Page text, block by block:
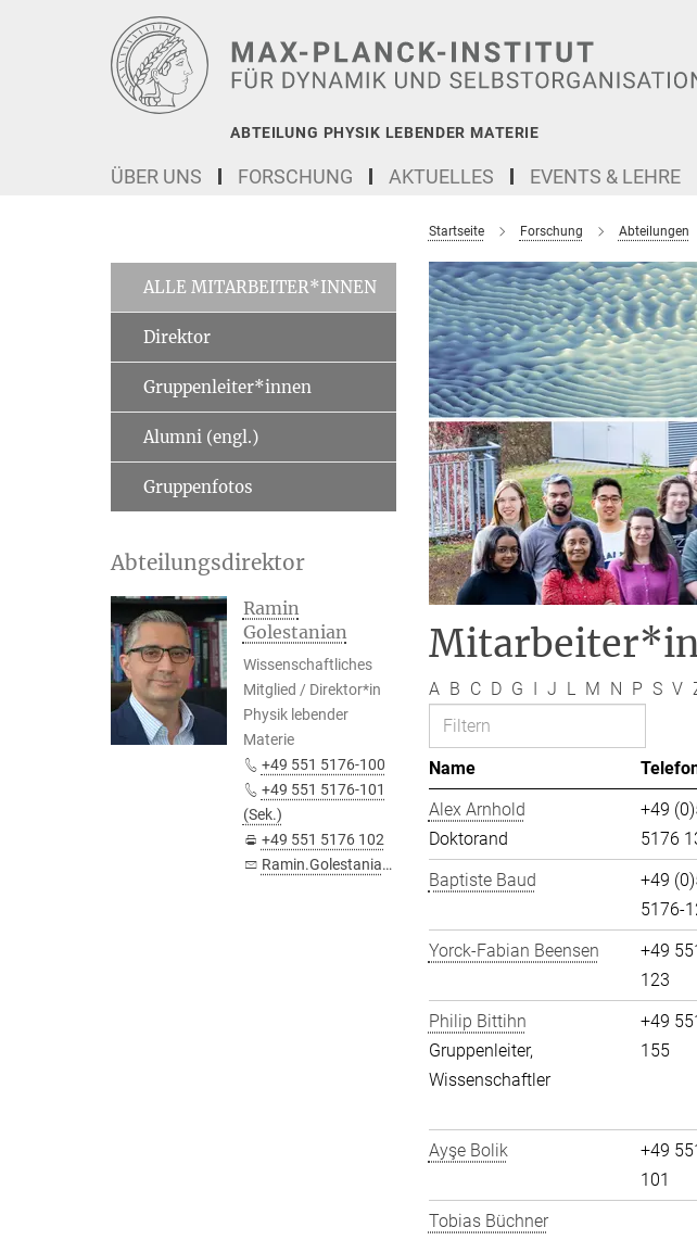
ABTEILUNG PHYSIK LEBENDER MATERIE
ÜBER UNS FORSCHUNG AKTUELLES EVENTS & LEHRE
Startseite Forschung Abteilungen
A B C D G I J L M N P S V
Name
Alex Arnhold
Doktorand
+49
5176
Baptiste Baud
+49
5176-
Yorck-Fabian Beensen
+49
123
Philip Bittihn
Gruppenleiter,
Wissenschaftler
+49
155
Ayşe Bolik
+49
101
Tobias Büchner
ALLE MITARBEITER*INNEN
Direktor
Gruppenleiter*innen
Alumni (engl.)
Gruppenfotos
Abteilungsdirektor
Ramin
Golestanian
Wissenschaftliches
Mitglied / Direktor*in
Physik lebender
Materie
+49 551 5176-100
+49 551 5176-101
(Sek.)
+49 551 5176 102
Ramin.Golestanian@...